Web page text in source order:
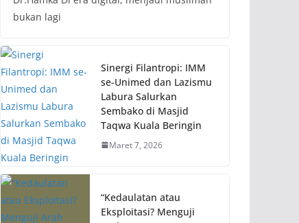
bukan lagi
Sinergi Filantropi: IMM
se-Unimed dan Lazismu
Labura Salurkan
Sembako di Masjid
Taqwa Kuala Beringin
Maret 7, 2026
“Kedaulatan atau
Eksploitasi? Menguji